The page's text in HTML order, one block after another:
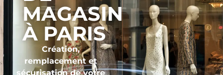
MAGASIN
À PARIS
Création,
remplacement et
sécurisation de votre